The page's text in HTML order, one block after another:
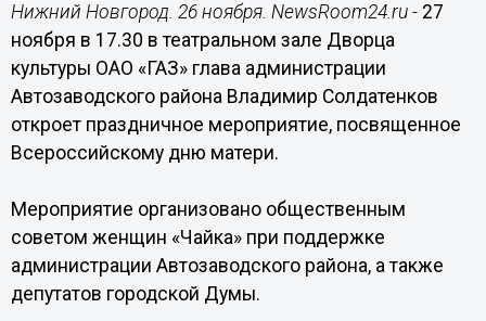
Нижний Новгород. 26 ноября. NewsRoom24.ru - 27
ноября в 17.30 в театральном зале Дворца
культуры ОАО «ГАЗ» глава администрации
Автозаводского района Владимир Солдатенков
откроет праздничное мероприятие, посвященное
Всероссийскому дню матери.
Мероприятие организовано общественным
советом женщин «Чайка» при поддержке
администрации Автозаводского района, а также
депутатов городской Думы.